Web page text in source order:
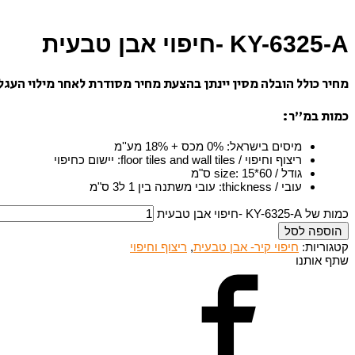
KY-6325-A -חיפוי אבן טבעית
מחיר כולל הובלה מסין יינתן בהצעת מחיר מסודרת לאחר מילוי
כמות במ”ר:
מיסים בישראל: 0% מכס + 18% מע''מ
ריצוף וחיפוי / floor tiles and wall tiles
: יישום כחיפוי
גודל / size
: 15*60 ס"מ
עובי / thickness
: עובי משתנה בין 1 ל3 ס"מ
כמות של KY-6325-A -חיפוי אבן טבעית
הוספה לסל
קטגוריות: חיפוי קיר- אבן טבעית, ריצוף וחיפוי
שתף אותנו